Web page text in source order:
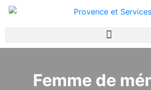
Femme de